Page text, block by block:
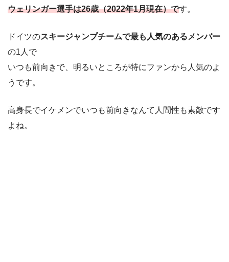
ウェリンガー選手は26歳（2022年1月現在）です。
ドイツのスキージャンプチームで最も人気のあるメンバー
の1人で
いつも前向きで、明るいところが特にファンから人気のよ
うです。
高身長でイケメンでいつも前向きなんて人間性も素敵です
よね。